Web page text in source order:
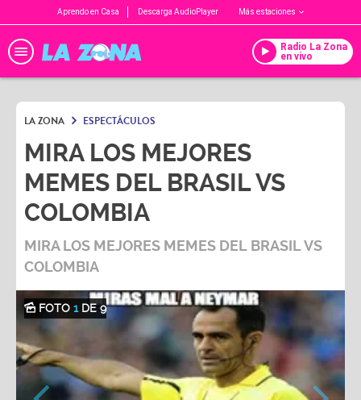
Aprendo en Casa Descarga AudioPlayer Más estaciones
Radio La Zona
en vivo
LA ZONA ESPECTÁCULOS
MIRA LOS MEJORES
MEMES DEL BRASIL VS
COLOMBIA
MIRA LOS MEJORES MEMES DEL BRASIL VS
COLOMBIA
FOTO 1DE 9